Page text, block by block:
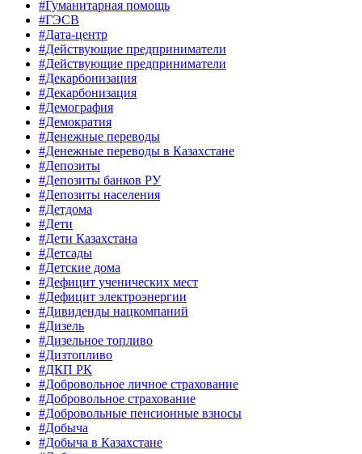
#Гуманитарная помощь
#ГЭСВ
#Дата-центр
#Действующие предприниматели
#Действующие предприниматели
#Декарбонизация
#Декарбонизация
#Демография
#Демократия
#Денежные переводы
#Денежные переводы в Казахстане
#Депозиты
#Депозиты банков РУ
#Депозиты населения
#Детдома
#Дети
#Дети Казахстана
#Детсады
#Детские дома
#Дефицит ученических мест
#Дефицит электроэнергии
#Дивиденды нацкомпаний
#Дизель
#Дизельное топливо
#Дизтопливо
#ДКП РК
#Добровольное личное страхование
#Добровольное страхование
#Добровольные пенсионные взносы
#Добыча
#Добыча в Казахстане